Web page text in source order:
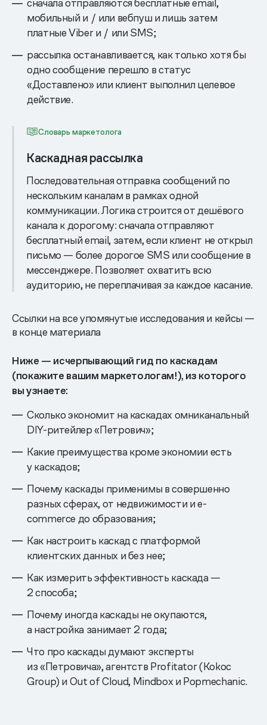
мобильный и / или вебпуш и лишь затем
платные Viber и / или SMS;
рассылка останавливается, как только хотя бы
одно сообщение перешло в статус
«Доставлено» или клиент выполнил целевое
действие.
Словарь маркетолога
Каскадная рассылка
Последовательная отправка сообщений по
нескольким каналам в рамках одной
коммуникации. Логика строится от дешёвого
канала к дорогому: сначала отправляют
бесплатный email, затем, если клиент не открыл
письмо — более дорогое SMS или сообщение в
мессенджере. Позволяет охватить всю
аудиторию, не переплачивая за каждое касание.
Ссылки на все упомянутые исследования и кейсы —
в конце материала
Ниже — исчерпывающий гид по каскадам
(покажите вашим маркетологам!), из которого
вы узнаете:
Сколько экономит на каскадах омниканальный
DIY-ритейлер «Петрович»;
Какие преимущества кроме экономии есть
у каскадов;
Почему каскады применимы в совершенно
разных сферах, от недвижимости и e-
commerce до образования;
Как настроить каскад с платформой
клиентских данных и без нее;
Как измерить эффективность каскада —
2 способа;
Почему иногда каскады не окупаются,
а настройка занимает 2 года;
Что про каскады думают эксперты
из «Петровича», агентств Profitator (Kokoc
Group) и Out of Cloud, Mindbox и Popmechanic.